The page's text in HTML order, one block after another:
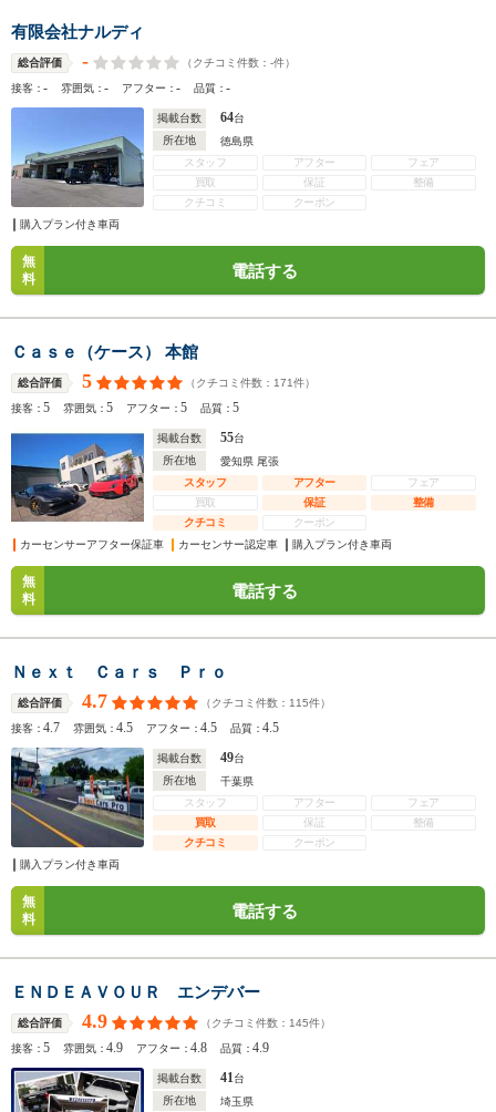
有限会社ナルディ
総合評価 - （クチコミ件数： -件）
接客：- 雰囲気：- アフター：- 品質：-
掲載台数 64台
所在地
徳島県
スタッフ
アフター
フェア
買取
保証
整備
クチコミ
クーポン
購入プラン付き車両
無
料
電話する
Ｃａｓｅ（ケース） 本館
総合評価 5 （クチコミ件数： 171件）
接客：5 雰囲気：5 アフター：5 品質：5
掲載台数 55台
所在地
愛知県 尾張
スタッフ
アフター
フェア
買取
保証
整備
クチコミ
クーポン
カーセンサーアフター保証車
カーセンサー認定車 購入プラン付き車両
無
料
電話する
Ｎｅｘｔ Ｃａｒｓ Ｐｒｏ
総合評価 4.7 （クチコミ件数： 115件）
接客：4.7 雰囲気：4.5 アフター：4.5 品質：4.5
掲載台数 49台
所在地
千葉県
スタッフ
アフター
フェア
買取
保証
整備
クチコミ
クーポン
購入プラン付き車両
無
料
電話する
ＥＮＤＥＡＶＯＵＲ エンデバー
総合評価 4.9 （クチコミ件数： 145件）
接客：5 雰囲気：4.9 アフター：4.8 品質：4.9
掲載台数 41台
所在地
埼玉県